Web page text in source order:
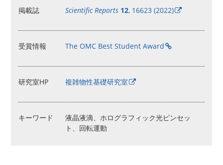
掲載誌
Scientific Reports 12, 16623 (2022)
受賞情報 The OMC Best Student Award
研究室HP 複雑物性基礎研究室
キーワード
液晶液滴、ホログラフィック光ピンセッ
ト、回転運動